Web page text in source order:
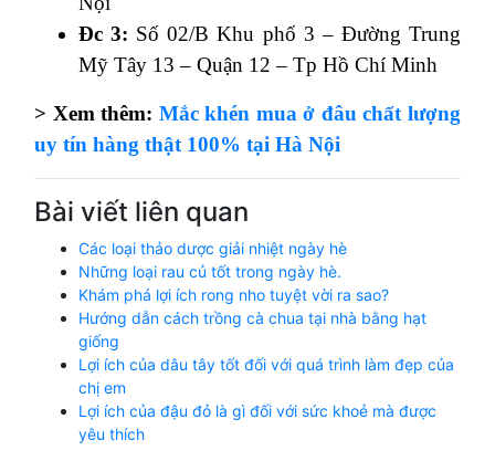
Đc 3: Số 02/B Khu phố 3 – Đường Trung
Mỹ Tây 13 – Quận 12 – Tp Hồ Chí Minh
> Xem thêm: Mắc khén mua ở đâu chất lượng
uy tín hàng thật 100% tại Hà Nội
Bài viết liên quan
Các loại thảo dược giải nhiệt ngày hè
Những loại rau củ tốt trong ngày hè.
Khám phá lợi ích rong nho tuyệt vời ra sao?
Hướng dẫn cách trồng cà chua tại nhà bằng hạt
giống
Lợi ích của dâu tây tốt đối với quá trình làm đẹp của
chị em
Lợi ích của đậu đỏ là gì đối với sức khoẻ mà được
yêu thích